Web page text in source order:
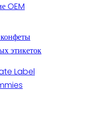
OEM
этикеток
Label